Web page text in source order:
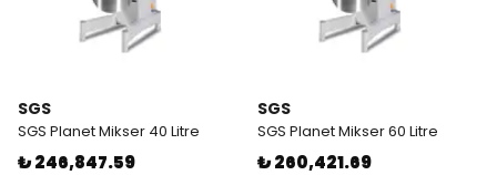
SGS
SGS Planet Mikser 40 Litre
₺ 246,847.59
SGS
SGS Planet Mikser 60 Litre
₺ 260,421.69